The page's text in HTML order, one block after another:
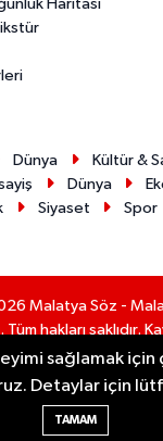
Haritası
Dünya
Kültür &
Dünya
Siyaset Spor
Malatya Söz -
Tüm hakları saklıdır.
alıntı
Yazılımı:
sağlamak
Detaylar için
TAMAM